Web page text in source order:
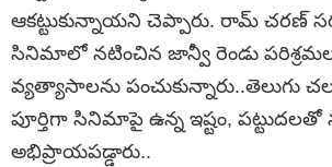
ఆకట్టుకున్నాయని చెప్పారు. రామ్ చరణ్
సినిమాలో నటించిన జాన్వీ రెండు
వ్యత్యాసాలను పంచుకున్నారు..తెలుగు
పూర్తిగా సినిమాపై ఉన్న ఇష్టం, పట్టుదలతో
అభిప్రాయపడ్డారు..